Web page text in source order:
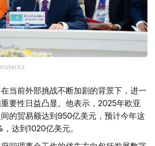
当前外部挑战不断加剧的背景下，进一
要性日益凸显。他表示，2025年欧亚
的贸易额达到950亿美元，预计今年这
达到1020亿美元。